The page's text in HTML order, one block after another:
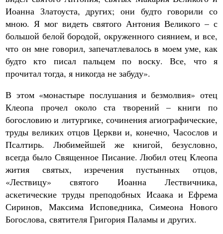
Иоанна Златоуста, других; они будто говорили со
мною. Я мог видеть святого Антония Великого – с
большой белой бородой, окруженного сиянием, и все,
что он мне говорил, запечатлевалось в моем уме, как
будто кто писал пальцем по воску. Все, что я
прочитал тогда, я никогда не забуду».
В этом «монастыре послушания и безмолвия» отец
Клеопа прочел около ста творений – книги по
богословию и литургике, сочинения агиографические,
труды великих отцов Церкви и, конечно, Часослов и
Псалтирь. Любимейшей же книгой, безусловно,
всегда было Священное Писание. Любил отец Клеопа
жития святых, изречения пустынных отцов,
«Лествицу» святого Иоанна Лествичника,
аскетические труды преподобных Исаака и Ефрема
Сиринов, Максима Исповедника, Симеона Нового
Богослова, святителя Григория Паламы и других.